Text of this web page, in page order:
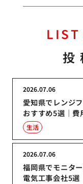
LIST
投
愛知県でレンジ
おすすめ5選｜費
2026.07.06
生活
福岡県でモニタ
電気工事会社5選
2026.07.06